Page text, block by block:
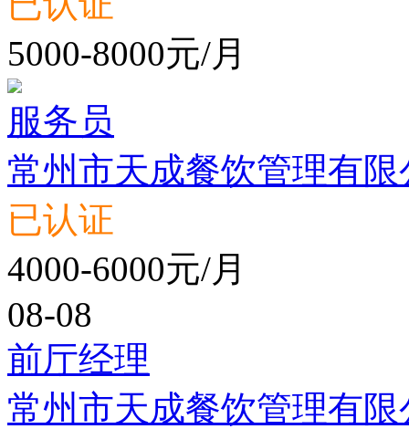
5000-8000元/月
服务员
常州市天成餐饮管理有限
已认证
4000-6000元/月
08-08
前厅经理
常州市天成餐饮管理有限